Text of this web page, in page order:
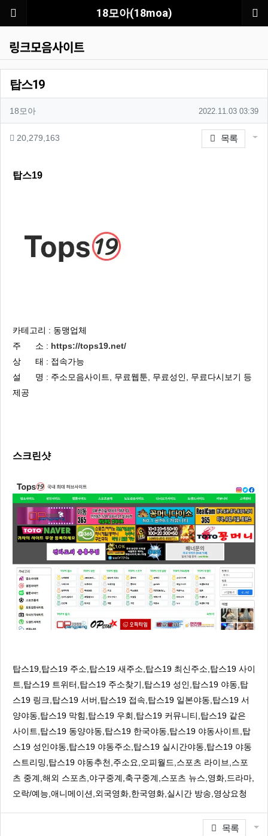
18모아(18moa)
링크모음사이트
탑스19
작성자 정보
작성자
18모아 작성일
2022.11.03 03:39
컨텐츠 정보
조회20,279,163 목록 게
탑스19
카테고리 : 동맹업체
주 소 : https://tops19.net/
상 태 : 접속가능
설 명 : 주소모음사이트, 무료웹툰, 무료성인, 무료다시보기 등
제공
스크린샷
탑스19,탑스19 주소,탑스19 새주소,탑스19 최신주소,탑스19 사이
트,탑스19 트위터,탑스19 주소찾기,탑스19 성인,탑스19 야동,탑
스19 링크,탑스19 서버,탑스19 접속,탑스19 일본야동,탑스19 서
양야동,탑스19 막힘,탑스19 우회,탑스19 커뮤니티,탑스19 같은
사이트,탑스19 동양야동,탑스19 한국야동,탑스19 야동사이트,탑
스19 성인야동,탑스19 야동주소,탑스19 실시간야동,탑스19 야동
스트리밍,탑스19 야동추천,주소요,오피월드,스포츠 라이브,스포
츠 중계,해외 스포츠,야구중계,축구중계,스포츠 뉴스,영화,드라마,
오락/예능,애니메이션,외국영화,한국영화,실시간 방송,영상요청
목록 게